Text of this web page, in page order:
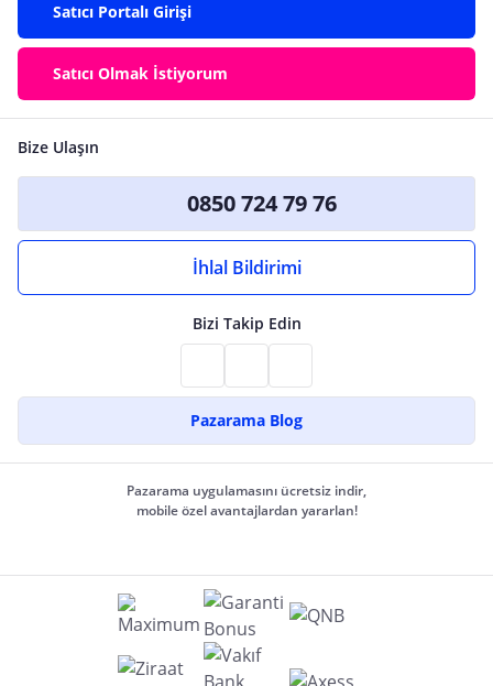
Satıcı Portalı Girişi
Satıcı Olmak İstiyorum
Bize Ulaşın
0850 724 79 76
İhlal Bildirimi
Bizi Takip Edin
Pazarama Blog
Pazarama uygulamasını ücretsiz indir,
mobile özel avantajlardan yararlan!